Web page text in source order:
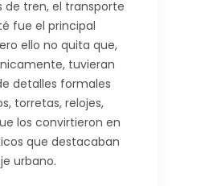
de tren, el transporte
fue el principal
ello no quita que,
tuvieran
detalles formales
torretas, relojes,
los convirtieron en
que destacaban
urbano.